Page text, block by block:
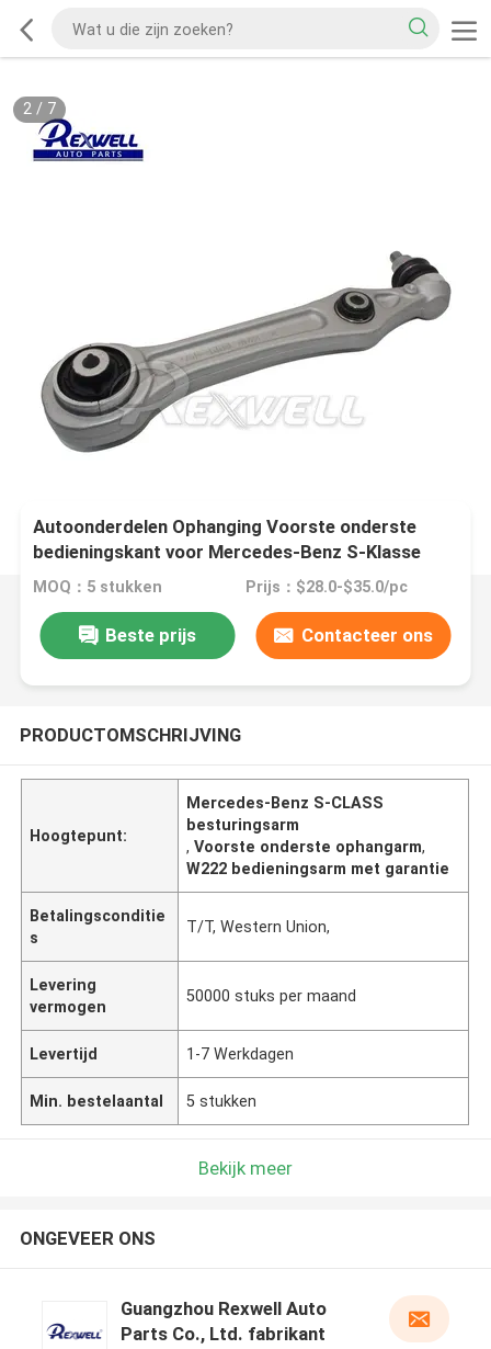
2/ 7
Autoonderdelen Ophanging Voorste onderste
bedieningskant voor Mercedes-Benz S-Klasse
W222 V222 X222 A2223303307
MOQ：5 stukken Prijs：$28.0-$35.0/pc
Beste prijs Contacteer ons
PRODUCTOMSCHRIJVING
Hoogtepunt:
Mercedes-Benz S-CLASS
besturingsarm
,Voorste onderste ophangarm,
W222 bedieningsarm met garantie
Betalingsconditie
s
T/T, Western Union,
Levering
vermogen
50000 stuks per maand
Levertijd 1-7 Werkdagen
Min. bestelaantal 5 stukken
Bekijk meer
ONGEVEER ONS
Guangzhou Rexwell Auto
Parts Co., Ltd. fabrikant